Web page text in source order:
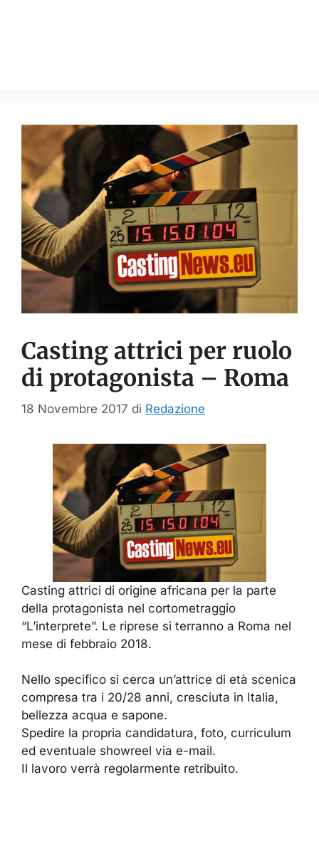
Casting attrici per ruolo
di protagonista – Roma
18 Novembre 2017 di Redazione
Casting attrici di origine africana per la parte
della protagonista nel cortometraggio
“L’interprete”. Le riprese si terranno a Roma nel
mese di febbraio 2018.
Nello specifico si cerca un’attrice di età scenica
compresa tra i 20/28 anni, cresciuta in Italia,
bellezza acqua e sapone.
Spedire la propria candidatura, foto, curriculum
ed eventuale showreel via e-mail.
Il lavoro verrà regolarmente retribuito.